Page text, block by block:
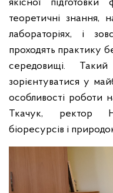
якісної
теоретичні знання,
лабораторіях, і
проходять практику
середовищі.
зорієнтуватися у
особливості роботи
Ткачук, ректор
біоресурсів і